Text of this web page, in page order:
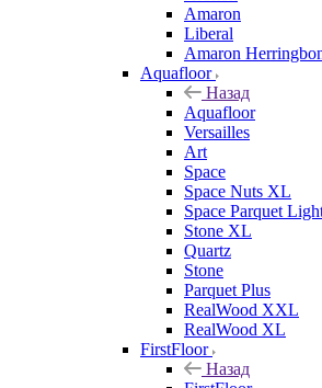
Amaron
Liberal
Amaron
Aquafloor
Назад
Aquafloor
Versailles
Art
Space
Space Nuts XL
Space Parquet
Stone XL
Quartz
Stone
Parquet Plus
RealWood XXL
RealWood XL
FirstFloor
Назад